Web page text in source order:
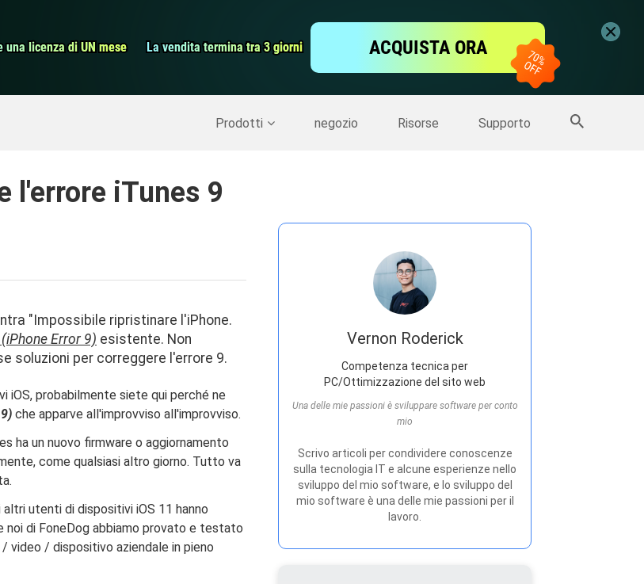
una licenza di UN mese
una licenza di UN mese La vendita termina tra 3 giorni
La vendita termina tra 3 giorni ACQUISTA ORA
Prodotti negozio Risorse Supporto
Screen Recorder
Altri Prodotti
l'errore iTunes 9
"Impossibile ripristinare l'iPhone.
Error 9) esistente. Non
soluzioni per correggere l'errore 9.
iOS, probabilmente siete qui perché ne
che apparve all'improvviso all'improvviso.
ha un nuovo firmware o aggiornamento
come qualsiasi altro giorno. Tutto va
utenti di dispositivi iOS 11 hanno
di FoneDog abbiamo provato e testato
/ dispositivo aziendale in pieno
Vernon Roderick
Competenza tecnica per
PC/Ottimizzazione del sito web
Una delle mie passioni è sviluppare software per conto
mio
Scrivo articoli per condividere conoscenze
sulla tecnologia IT e alcune esperienze nello
sviluppo del mio software, e lo sviluppo del
mio software è una delle mie passioni per il
lavoro.